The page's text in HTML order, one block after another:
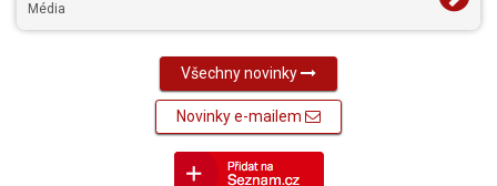
Média
Všechny novinky
Novinky e-mailem